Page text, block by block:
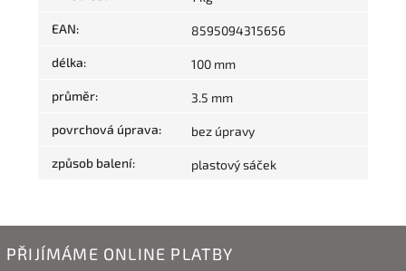
EAN: 8595094315656
délka: 100 mm
průměr: 3.5 mm
povrchová úprava: bez úpravy
způsob balení: plastový sáček
PŘIJÍMÁME ONLINE PLATBY